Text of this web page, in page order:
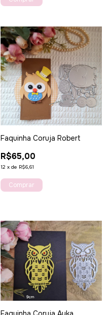
Faquinha Coruja Robert
R$65,00
12 x de R$6,61